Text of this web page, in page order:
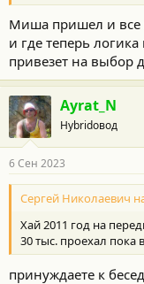
Миша пришел и все
и где теперь
привезет на выбор
Ayrat_N
Hybridовод
6 Сен 2023
Сергей Николаевич
Хай 2011 год на
30 тыс. проехал пока
принуждаете к